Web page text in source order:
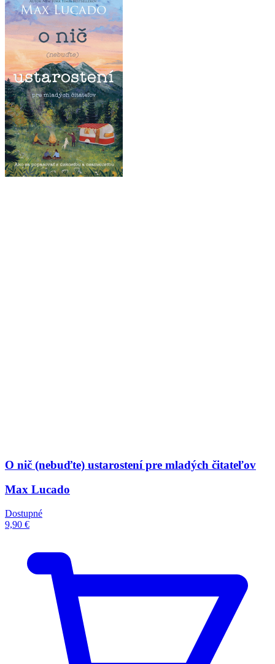
O nič (nebuďte) ustarostení pre mladých čitateľov
Max Lucado
Dostupné
9,90 €